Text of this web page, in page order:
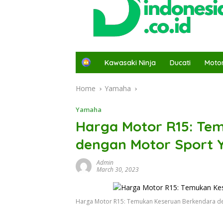
H
e
Kawasaki Ninja Ducati
Home Yamaha
Yamaha
Harga Motor R15:
dengan Motor Sport
Admin
March 30, 2023
Harga Motor R15: Temukan Keseruan Berkendara